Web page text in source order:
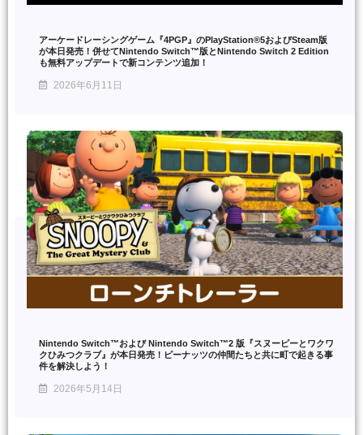
アーケードレーシングゲーム『4PGP』のPlayStation®5およびSteam版
が本日発売！併せてNintendo Switch™版とNintendo Switch 2 Edition
も無料アップデートで新コンテンツ追加！
2026年6月11日
Nintendo Switch™および Nintendo Switch™2 版『スヌーピーとワクワ
クひみつクラブ』が本日発売！ピーナッツの仲間たちと共に町で起きる事
件を解決しよう！
2026年5月14日